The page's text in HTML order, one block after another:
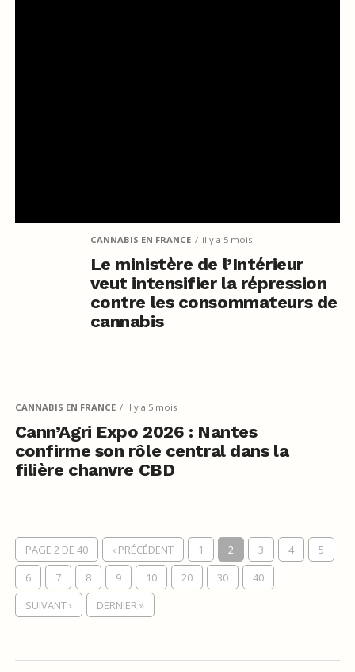
CANNABIS EN FRANCE il y a 5 mois
Le ministère de l’Intérieur
veut intensifier la répression
contre les consommateurs de
cannabis
CANNABIS EN FRANCE il y a 5 mois
Cann’Agri Expo 2026 : Nantes
confirme son rôle central dans la
filière chanvre CBD
PAGE 2 DE 40 ‹ PRÉCÉDENT 1 2 3 4
5
6
7 8 9 10 20 30
40
SUIVANT ›
DERNIER »